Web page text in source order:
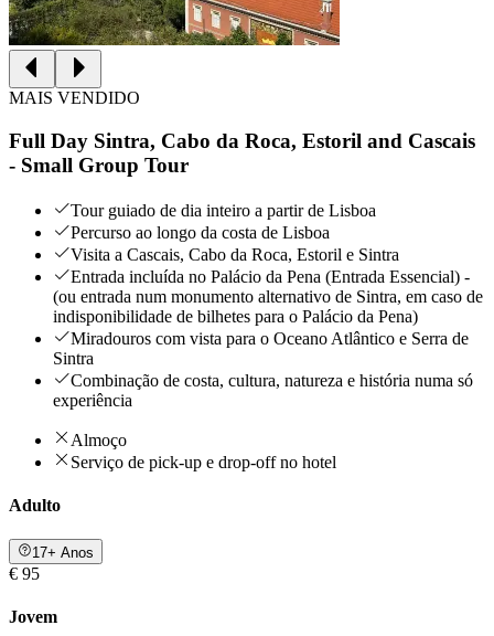
MAIS VENDIDO
Full Day Sintra, Cabo da Roca, Estoril and Cascais
- Small Group Tour
Tour guiado de dia inteiro a partir de Lisboa
Percurso ao longo da costa de Lisboa
Visita a Cascais, Cabo da Roca, Estoril e Sintra
Entrada incluída no Palácio da Pena (Entrada Essencial) -
(ou entrada num monumento alternativo de Sintra, em caso de
indisponibilidade de bilhetes para o Palácio da Pena)
Miradouros com vista para o Oceano Atlântico e Serra de
Sintra
Combinação de costa, cultura, natureza e história numa só
experiência
Almoço
Serviço de pick-up e drop-off no hotel
Adulto
17+ Anos
€ 95
Jovem